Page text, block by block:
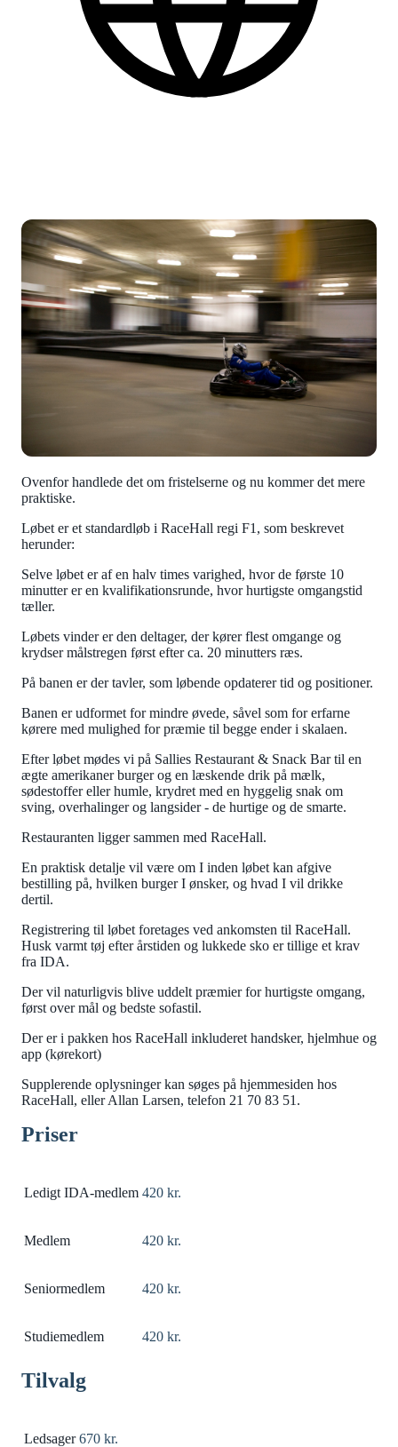
Ovenfor handlede det om fristelserne og nu kommer det mere
praktiske.
Løbet er et standardløb i RaceHall regi F1, som beskrevet
herunder:
Selve løbet er af en halv times varighed, hvor de første 10
minutter er en kvalifikationsrunde, hvor hurtigste omgangstid
tæller.
Løbets vinder er den deltager, der kører flest omgange og
krydser målstregen først efter ca. 20 minutters ræs.
På banen er der tavler, som løbende opdaterer tid og positioner.
Banen er udformet for mindre øvede, såvel som for erfarne
kørere med mulighed for præmie til begge ender i skalaen.
Efter løbet mødes vi på Sallies Restaurant & Snack Bar til en
ægte amerikaner burger og en læskende drik på mælk,
sødestoffer eller humle, krydret med en hyggelig snak om
sving, overhalinger og langsider - de hurtige og de smarte.
Restauranten ligger sammen med RaceHall.
En praktisk detalje vil være om I inden løbet kan afgive
bestilling på, hvilken burger I ønsker, og hvad I vil drikke
dertil.
Registrering til løbet foretages ved ankomsten til RaceHall.
Husk varmt tøj efter årstiden og lukkede sko er tillige et krav
fra IDA.
Der vil naturligvis blive uddelt præmier for hurtigste omgang,
først over mål og bedste sofastil.
Der er i pakken hos RaceHall inkluderet handsker, hjelmhue og
app (kørekort)
Supplerende oplysninger kan søges på hjemmesiden hos
RaceHall, eller Allan Larsen, telefon 21 70 83 51.
Priser
Ledigt IDA-medlem 420 kr.
Medlem 420 kr.
Seniormedlem 420 kr.
Studiemedlem 420 kr.
Tilvalg
Ledsager 670 kr.